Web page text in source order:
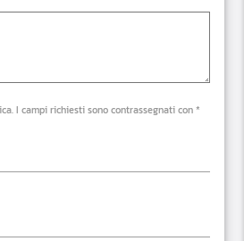
I campi richiesti sono contrassegnati con *